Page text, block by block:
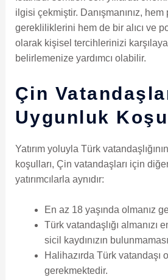
ilgisi çekmiştir. Danışmanınız, hem
gerekliliklerini hem de bir alıcı ve
olarak kişisel tercihlerinizi
belirlemenize yardımcı olabilir.
Çin
Uygunluk
Yatırım yoluyla Türk
koşulları, Çin vatandaşları için
yatırımcılarla aynıdır:
En az 18 yaşında olmanız
Türk vatandaşlığı almanızı
sicil kaydınızın
Halihazırda Türk vatandaşı
gerekmektedir.